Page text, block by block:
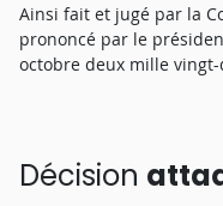
Ainsi fait et jugé par la
prononcé par le
octobre deux mille
Décision